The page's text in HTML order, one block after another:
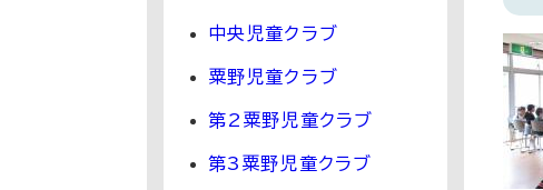
中央児童クラブ
粟野児童クラブ
第2粟野児童クラブ
第3粟野児童クラブ